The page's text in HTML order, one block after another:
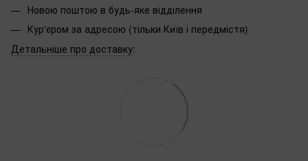
Новою поштою в будь-яке відділення
Кур'єром за адресою (тільки Київ і передмістя)
Детальніше про доставку: